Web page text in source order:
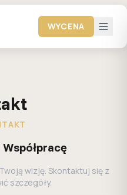
WYCENA
wizję. Skontaktuj się z
szczegóły.